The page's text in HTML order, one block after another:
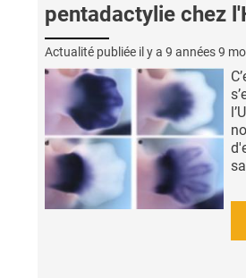
pentadactylie chez
Actualité publiée il y a 9 années 9